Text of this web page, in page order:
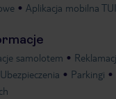
Aplikacja mobilna TUI
samolotem
Ubezpieczenia
Parkingi